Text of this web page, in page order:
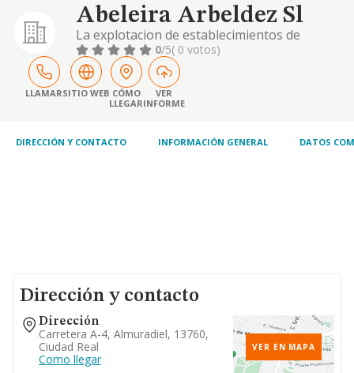
Abeleira Arbeldez Sl
La explotacion de establecimientos de
hosteleria, cafeterias. bares y ventas de
articulos de regalo.
0/5( 0 votos)
LLAMARSITIO WEB CÓMO
LLEGAR
VER
INFORME
DIRECCIÓN Y CONTACTO INFORMACIÓN GENERAL DATOS
Dirección y contacto
Dirección
Carretera A-4, Almuradiel, 13760,
Ciudad Real
Como llegar
VER EN MAPA